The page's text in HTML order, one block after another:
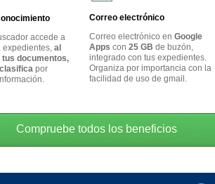
accede a
expedientes, al
tus documentos,
clasifica por
Correo electrónico
Correo electrónico en Google
Apps con 25 GB de buzón,
integrado con tus expedientes.
Organiza por importancia con la
facilidad de uso de gmail.
Compruebe todos los beneficios